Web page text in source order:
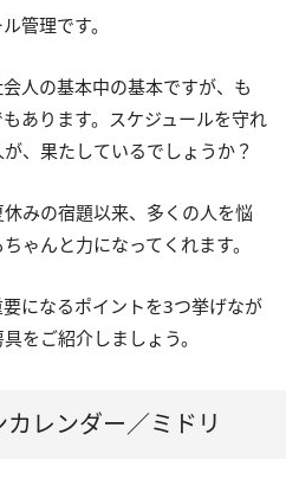
管理です。
人の基本中の基本ですが、も
あります。スケジュールを守れ
、果たしているでしょうか？
みの宿題以来、多くの人を悩
ゃんと力になってくれます。
になるポイントを3つ挙げなが
をご紹介しましょう。
レンダー／ミドリ